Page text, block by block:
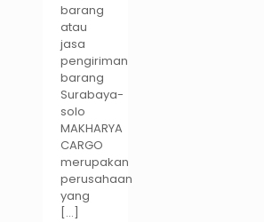
barang
atau
jasa
pengiriman
barang
Surabaya-
solo
MAKHARYA
CARGO
merupakan
perusahaan
yang
[…]